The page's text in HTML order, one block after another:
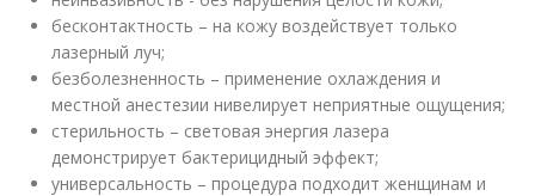
бесконтактность – на кожу воздействует только
лазерный луч;
безболезненность – применение охлаждения и
местной анестезии нивелирует неприятные ощущения;
стерильность – световая энергия лазера
демонстрирует бактерицидный эффект;
универсальность – процедура подходит женщинам и